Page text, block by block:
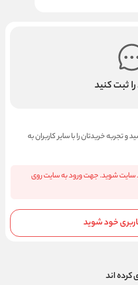
ثبت کنید
و تجربه خریدتان را با سایر کاربران به
سایت شوید. جهت ورود به سایت روی
خود شوید
کرده اند